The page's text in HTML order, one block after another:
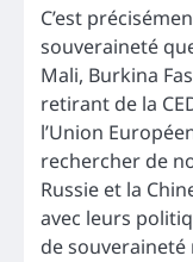
C’est
souveraineté
Mali, Burkina
retirant de la
l’Union
rechercher de
Russie et la
avec leurs
de souveraineté